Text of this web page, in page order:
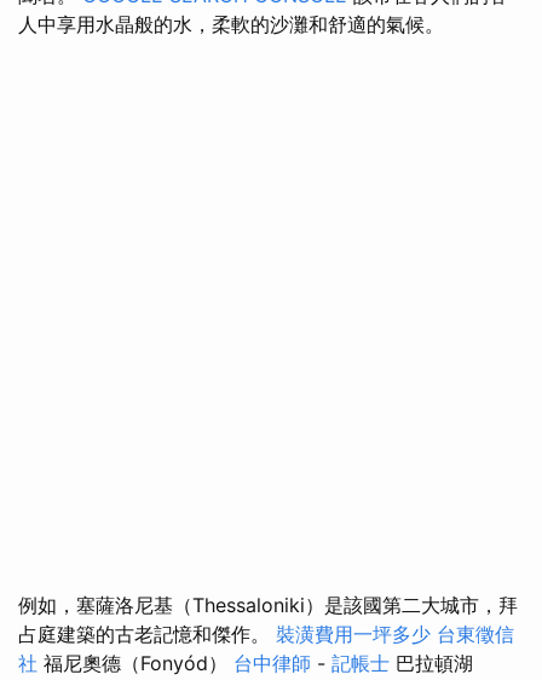
人中享用水晶般的水，柔軟的沙灘和舒適的氣候。
例如，塞薩洛尼基（Thessaloniki）是該國第二大城市，拜
占庭建築的古老記憶和傑作。 裝潢費用一坪多少 台東徵信
社 福尼奧德（Fonyód） 台中律師 - 記帳士 巴拉頓湖